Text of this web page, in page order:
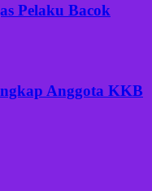
Pelaku Bacok
Anggota KKB